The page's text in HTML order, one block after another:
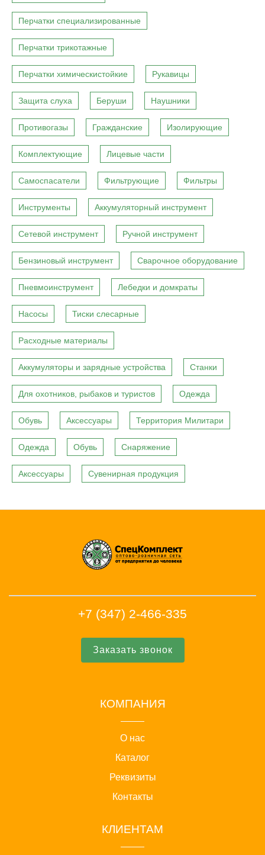
Перчатки специализированные
Перчатки трикотажные
Перчатки химическистойкие Рукавицы
Защита слуха Беруши Наушники
Противогазы Гражданские Изолирующие
Комплектующие Лицевые части
Самоспасатели Фильтрующие Фильтры
Инструменты Аккумуляторный инструмент
Сетевой инструмент Ручной инструмент
Бензиновый инструмент Сварочное оборудование
Пневмоинструмент Лебедки и домкраты
Насосы Тиски слесарные
Расходные материалы
Аккумуляторы и зарядные устройства Станки
Для охотников, рыбаков и туристов Одежда
Обувь Аксессуары Территория Милитари
Одежда Обувь Снаряжение
Аксессуары Сувенирная продукция
+7 (347) 2-466-335
Заказать звонок
КОМПАНИЯ
О нас
Каталог
Реквизиты
Контакты
КЛИЕНТАМ